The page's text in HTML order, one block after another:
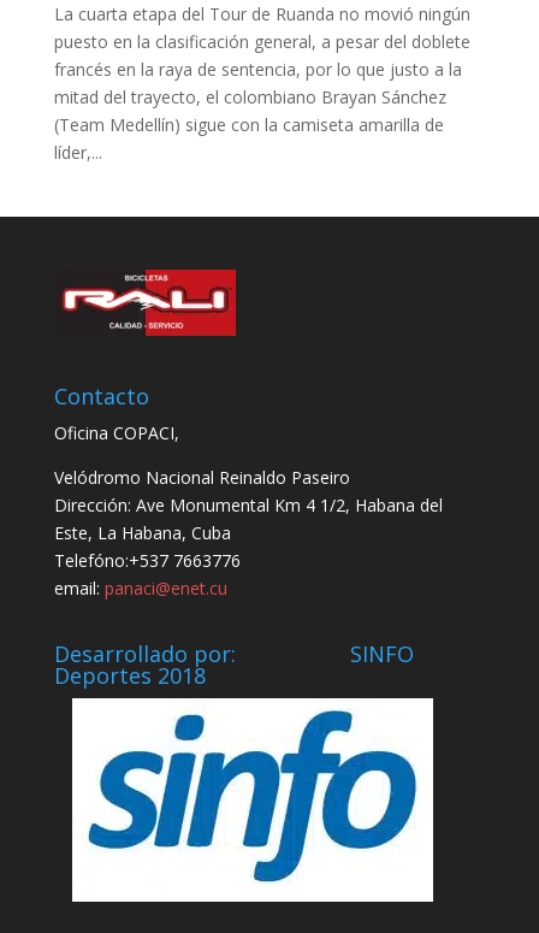
La cuarta etapa del Tour de Ruanda no movió ningún
puesto en la clasificación general, a pesar del doblete
francés en la raya de sentencia, por lo que justo a la
mitad del trayecto, el colombiano Brayan Sánchez
(Team Medellín) sigue con la camiseta amarilla de
líder,...
Contacto
Oficina COPACI,
Velódromo Nacional Reinaldo Paseiro
Dirección: Ave Monumental Km 4 1/2, Habana del
Este, La Habana, Cuba
Telefóno:+537 7663776
email: panaci@enet.cu
Desarrollado por: SINFO
Deportes 2018